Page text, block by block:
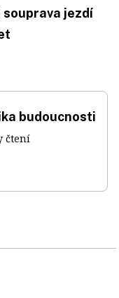
souprava jezdí
budoucnosti
čtení